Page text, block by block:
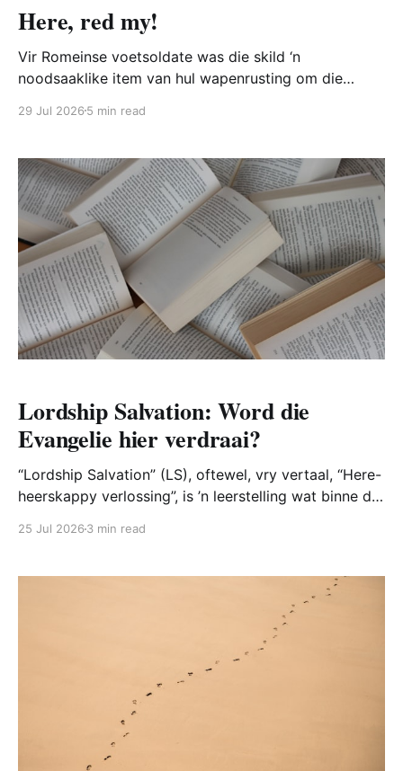
Here, red my!
Vir Romeinse voetsoldate was die skild ‘n
noodsaaklike item van hul wapenrusting om die
wyse roep Paulus gelowiges op om die skild van
weerstaan. Maar wat is hierdie skild van geloof?
29 Jul 2026 5 min read
Lordship Salvation: Word die
Evangelie hier verdraai?
“Lordship Salvation” (LS), oftewel, vry vertaal, “Here-
heerskappy verlossing”, is ’n leerstelling wat binne die
hierdie leer is reddende geloof nie bloot vertroue in
25 Jul 2026 3 min read